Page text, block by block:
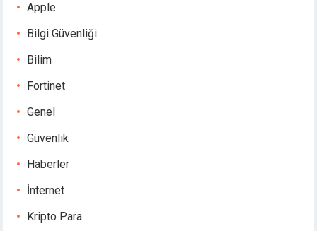
Apple
Bilgi Güvenliği
Bilim
Fortinet
Genel
Güvenlik
Haberler
İnternet
Kripto Para